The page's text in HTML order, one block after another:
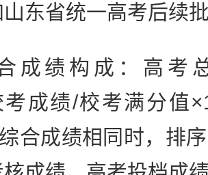
东省统一高考后续
绩构成：高考
考成绩/校考满分值
合成绩相同时，排